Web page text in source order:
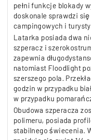
pełni funkcje blokady
doskonale sprawdzi
campingowych i
Latarka posiada dwa
szperacz i
zapewnia
natomiast Floodlight
szerszego pola.
godzin w przypadku
w przypadku
Obudowa szperacza
polimeru, posiada
stabilnego świecenia.